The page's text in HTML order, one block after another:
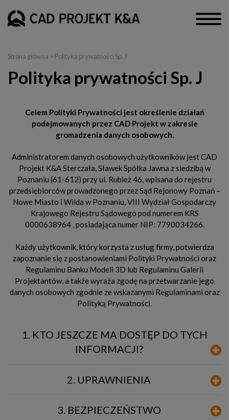
Strona główna > Polityka prywatności Sp. J
Polityka prywatności Sp. J
Celem Polityki Prywatności jest określenie działań
podejmowanych przez CAD Projekt w zakresie
gromadzenia danych osobowych.
Administratorem danych osobowych użytkowników jest CAD
Projekt K&A Sterczała, Sławek Spółka Jawna z siedzibą w
Poznaniu (61-612) przy ul. Rubież 46, wpisana do rejestru
przedsiębiorców prowadzonego przez Sąd Rejonowy Poznań –
Nowe Miasto i Wilda w Poznaniu, VIII Wydział Gospodarczy
Krajowego Rejestru Sądowego pod numerem KRS
0000638964 , posiadająca numer NIP: 7790034266.
Każdy użytkownik, który korzysta z usług firmy, potwierdza
zapoznanie się z postanowieniami Polityki Prywatności oraz
Regulaminu Banku Modeli 3D lub Regulaminu Galerii
Projektantów, a także wyraża zgodę na przetwarzanie jego
danych osobowych zgodnie ze wskazanymi Regulaminami oraz
Polityką Prywatności.
1. KTO JESZCZE MA DOSTĘP DO TYCH
INFORMACJI?
2. UPRAWNIENIA
3. BEZPIECZEŃSTWO